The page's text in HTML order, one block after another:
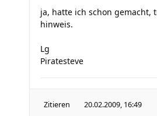
ja, hatte ich schon gemacht,
hinweis.
Lg
Piratesteve
Zitieren 20.02.2009, 16:49